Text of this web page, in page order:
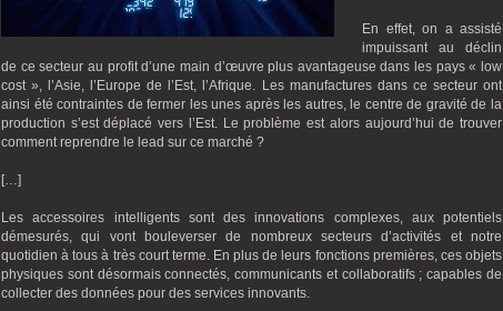
En effet, on a assisté
impuissant au déclin
de ce secteur au profit d’une main d’œuvre plus avantageuse dans les pays « low
cost », l’Asie, l’Europe de l’Est, l’Afrique. Les manufactures dans ce secteur ont
ainsi été contraintes de fermer les unes après les autres, le centre de gravité de la
production s’est déplacé vers l’Est. Le problème est alors aujourd’hui de trouver
comment reprendre le lead sur ce marché ?
[…]
Les accessoires intelligents sont des innovations complexes, aux potentiels
démesurés, qui vont bouleverser de nombreux secteurs d’activités et notre
quotidien à tous à très court terme. En plus de leurs fonctions premières, ces objets
physiques sont désormais connectés, communicants et collaboratifs ; capables de
collecter des données pour des services innovants.